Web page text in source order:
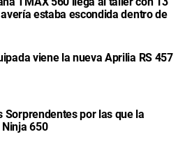
estaba escondida dentro de
viene la nueva Aprilia RS 457
Sorprendentes por las que la
650